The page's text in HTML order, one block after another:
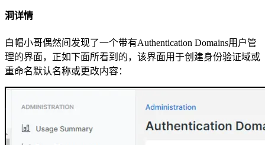
洞详情
白帽小哥偶然间发现了一个带有Authentication Domains用户管
理的界面，正如下面所看到的，该界面用于创建身份验证域或
重命名默认名称或更改内容：